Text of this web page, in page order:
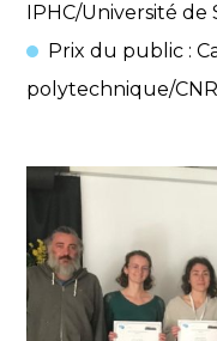
IPHC/Université de
Prix du public :
polytechnique/